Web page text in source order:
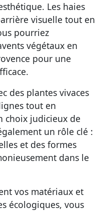
Les haies
visuelle tout en
pourriez
végétaux en
pour une
des plantes vivaces
tout en
choix judicieux de
un rôle clé :
et des formes
dans le
vos matériaux et
écologiques, vous